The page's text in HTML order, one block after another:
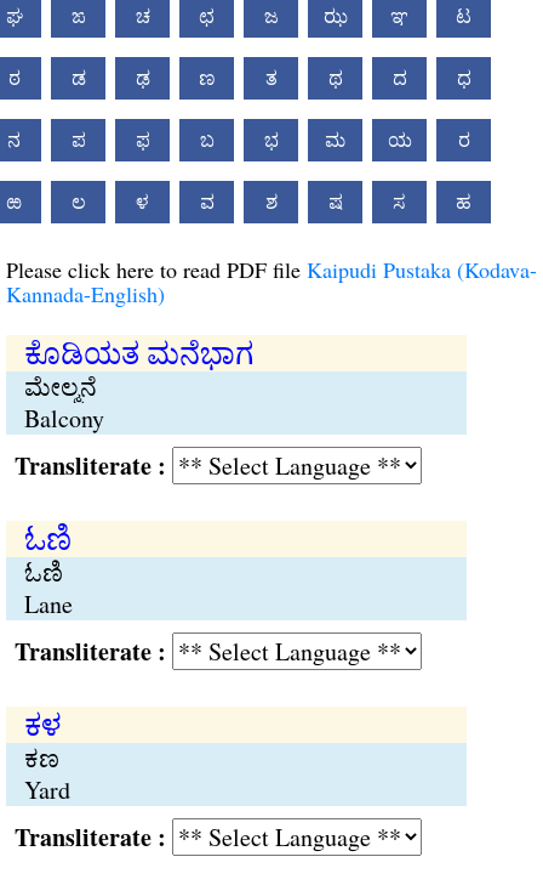
ಘ ಙ ಚ ಛ ಜ ಝ ಞ ಟ
ಠ ಡ ಢ ಣ ತ ಥ ದ ಧ
ನ ಪ ಫ ಬ ಭ ಮ ಯ ರ
ಱ ಲ ಳ ವ ಶ ಷ ಸ ಹ
Please click here to read PDF file Kaipudi Pustaka (Kodava-
Kannada-English)
ಕೊಡಿಯತ ಮನೆಭಾಗ
ಮೇಲ್ಮನೆ
Balcony
:
ಓಣಿ
ಓಣಿ
Lane
:
ಕಳ
ಕಣ
Yard
: